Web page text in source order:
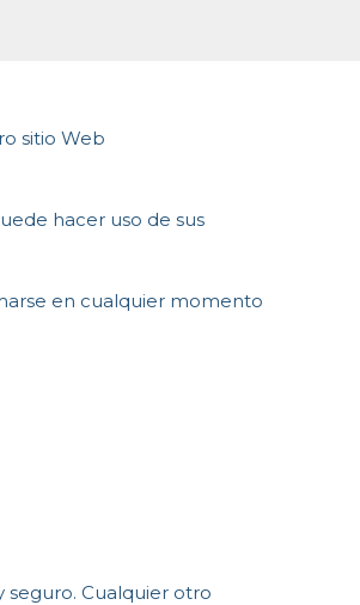
sitio Web
hacer uso de sus
en cualquier momento
seguro. Cualquier otro